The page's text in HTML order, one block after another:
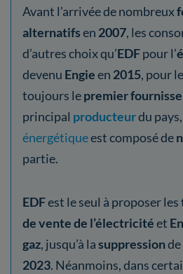
Avant l’arrivée de nombreux
alternatifsen2007, les
d’autres choix qu’EDFpour l’
devenu Engieen2015, pour le
toujours lepremier
principal producteurdu
énergétiqueest composé de
partie.
EDFest le seul à proposer les
de vente de l’électricitéet
gaz, jusqu’à lasuppression
2023. Néanmoins, dans